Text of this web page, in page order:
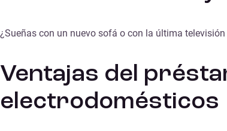
¿Sueñas con un nuevo sofá o con la última
Ventajas del
electrodomésticos